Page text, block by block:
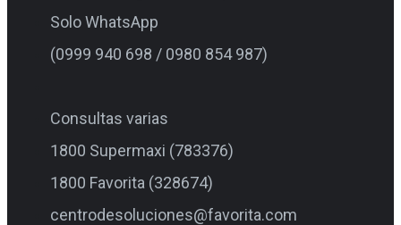
Solo WhatsApp
(0999 940 698 / 0980 854 987)
Consultas varias
1800 Supermaxi (783376)
1800 Favorita (328674)
centrodesoluciones@favorita.com